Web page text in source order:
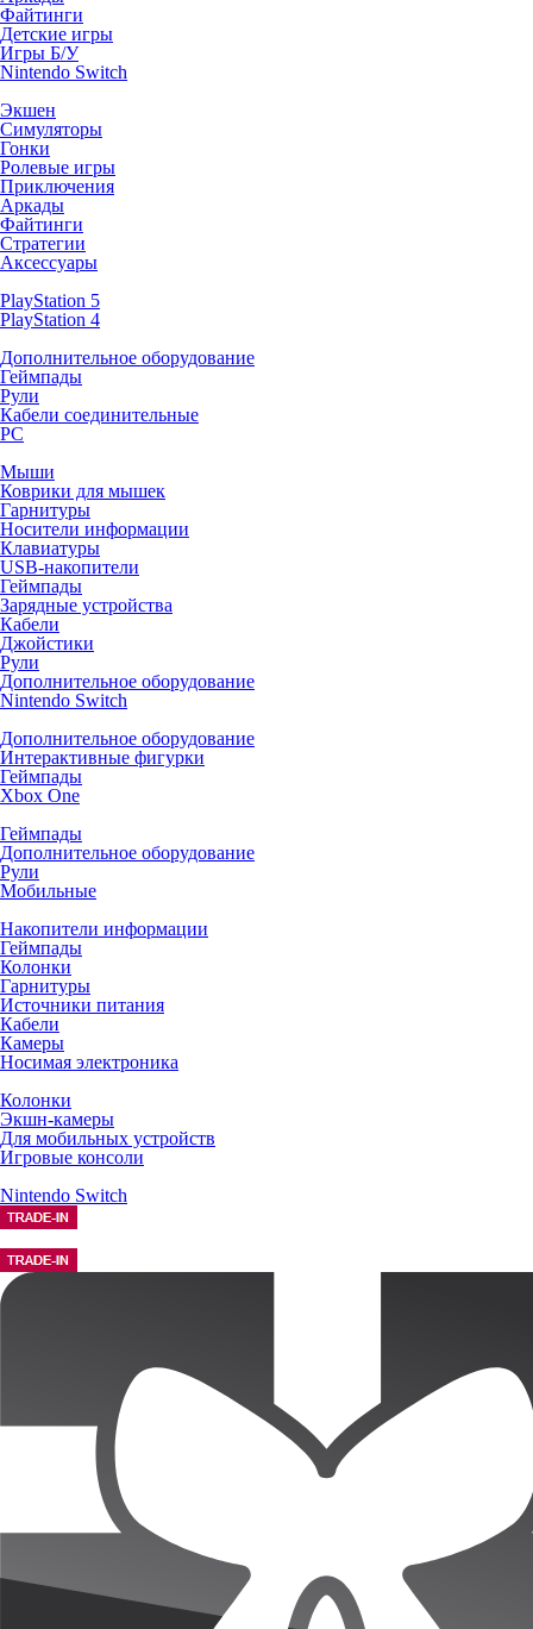
Файтинги
Детские игры
Игры Б/У
Nintendo Switch
Экшен
Симуляторы
Гонки
Ролевые игры
Приключения
Аркады
Файтинги
Стратегии
Аксессуары
PlayStation 5
PlayStation 4
Дополнительное оборудование
Геймпады
Рули
Кабели соединительные
PC
Мыши
Коврики для мышек
Гарнитуры
Носители информации
Клавиатуры
USB-накопители
Геймпады
Зарядные устройства
Кабели
Джойстики
Рули
Дополнительное оборудование
Nintendo Switch
Дополнительное оборудование
Интерактивные фигурки
Геймпады
Xbox One
Геймпады
Дополнительное оборудование
Рули
Мобильные
Накопители информации
Геймпады
Колонки
Гарнитуры
Источники питания
Кабели
Камеры
Носимая электроника
Колонки
Экшн-камеры
Для мобильных устройств
Игровые консоли
Nintendo Switch